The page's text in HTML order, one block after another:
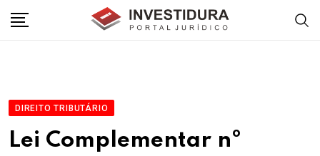
DIREITO TRIBUTÁRIO
Lei Complementar nº